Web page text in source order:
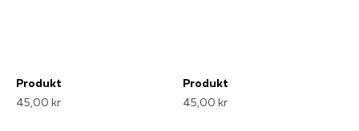
Produkt
45,00 kr
Produkt
45,00 kr